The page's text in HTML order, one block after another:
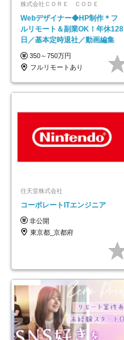
株式会社ＣＯＲＥ ＣＯＤＥ
Webデザイナー◆HP制作＊フ
ルリモート＆副業OK！年休128
日／基本定時退社／動画編集
350～750万円
フルリモートあり
任天堂株式会社
コーポレートITエンジニア
非公開
東京都_京都府